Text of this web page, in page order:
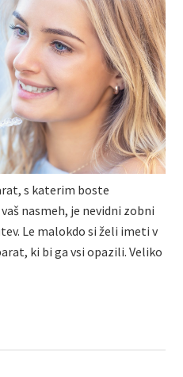
s katerim boste
nasmeh, je nevidni zobni
Le malokdo si želi imeti v
ki bi ga vsi opazili. Veliko